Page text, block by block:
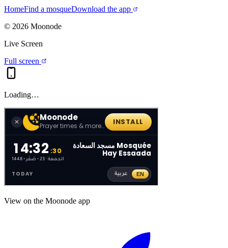
HomeFind a mosqueDownload the app
© 2026 Moonode
Live Screen
Full screen
Loading…
View on the Moonode app